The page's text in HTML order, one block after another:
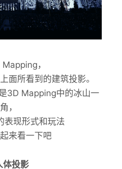
，
面所看到的建筑投影。
3D Mapping中的冰山一
角，
表现形式和玩法
来看一下吧
体投影